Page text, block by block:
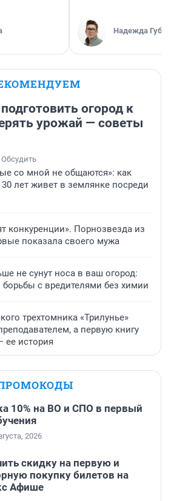
Надежда
огород к
урожай — советы
Обсудить
со мной не общаются»: как
лет живет в землянке посреди
конкуренции». Порнозвезда из
показала своего мужа
не сунут носа в ваш огород:
с вредителями без химии
трехтомника «Трилунье»
а первую книгу
ее история
10% на ВО и СПО в первый
2026
скидку на первую и
покупку билетов на
Афише